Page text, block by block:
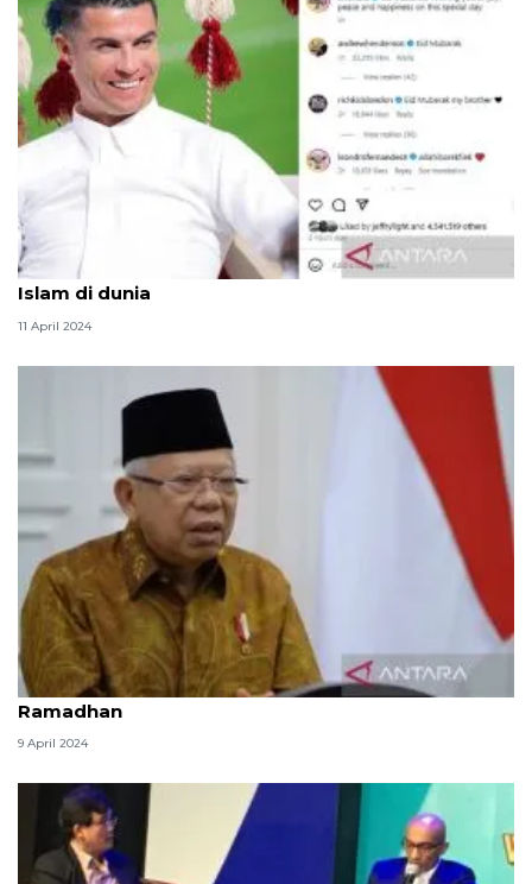
Ronaldo beri ucapan selamat Idul Fitri untuk umat
Islam di dunia
11 April 2024
Wapres ajak masyarakat terus hidupkan spirit
Ramadhan
9 April 2024